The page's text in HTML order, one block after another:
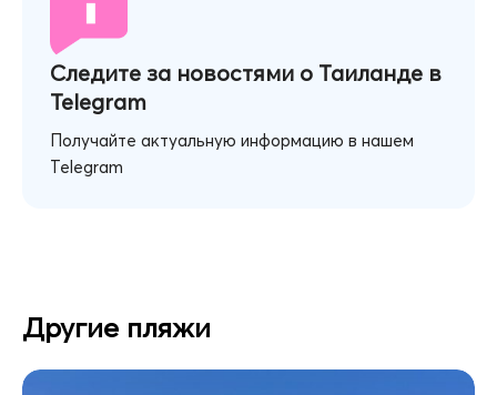
Следите за новостями о Таиланде в
Telegram
Получайте актуальную информацию в нашем
Telegram
Другие пляжи